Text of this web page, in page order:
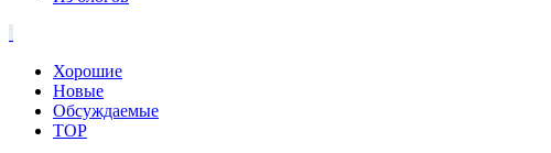
Хорошие
Новые
Обсуждаемые
TOP